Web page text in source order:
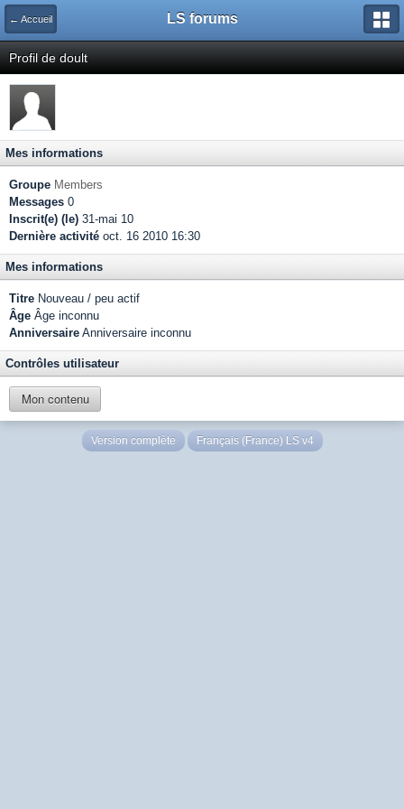
← Accueil LS forums
Profil de doult
Mes informations
Groupe Members
Messages 0
Inscrit(e) (le) 31-mai 10
Dernière activité oct. 16 2010 16:30
Mes informations
Titre Nouveau / peu actif
Âge Âge inconnu
Anniversaire Anniversaire inconnu
Contrôles utilisateur
Mon contenu
Version complète Français (France) LS v4